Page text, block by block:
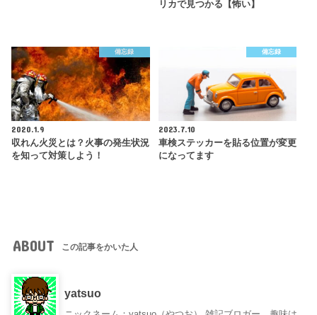
リカで見つかる【怖い】
備忘録
2020.1.9
収れん火災とは？火事の発生状況
を知って対策しよう！
備忘録
2023.7.10
車検ステッカーを貼る位置が変更
になってます
ABOUT この記事をかいた人
yatsuo